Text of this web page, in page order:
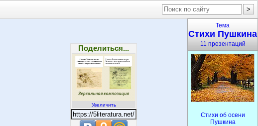
Поделиться...
Увеличить
Тема
Стихи Пушкина
11 презентаций
Стихи об осени
Пушкина